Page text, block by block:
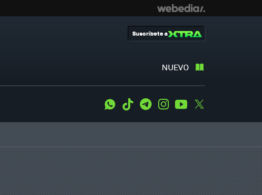
NUEVO
Suscríbete a
WhatsApp
Tiktok TelegramInstagramYoutube